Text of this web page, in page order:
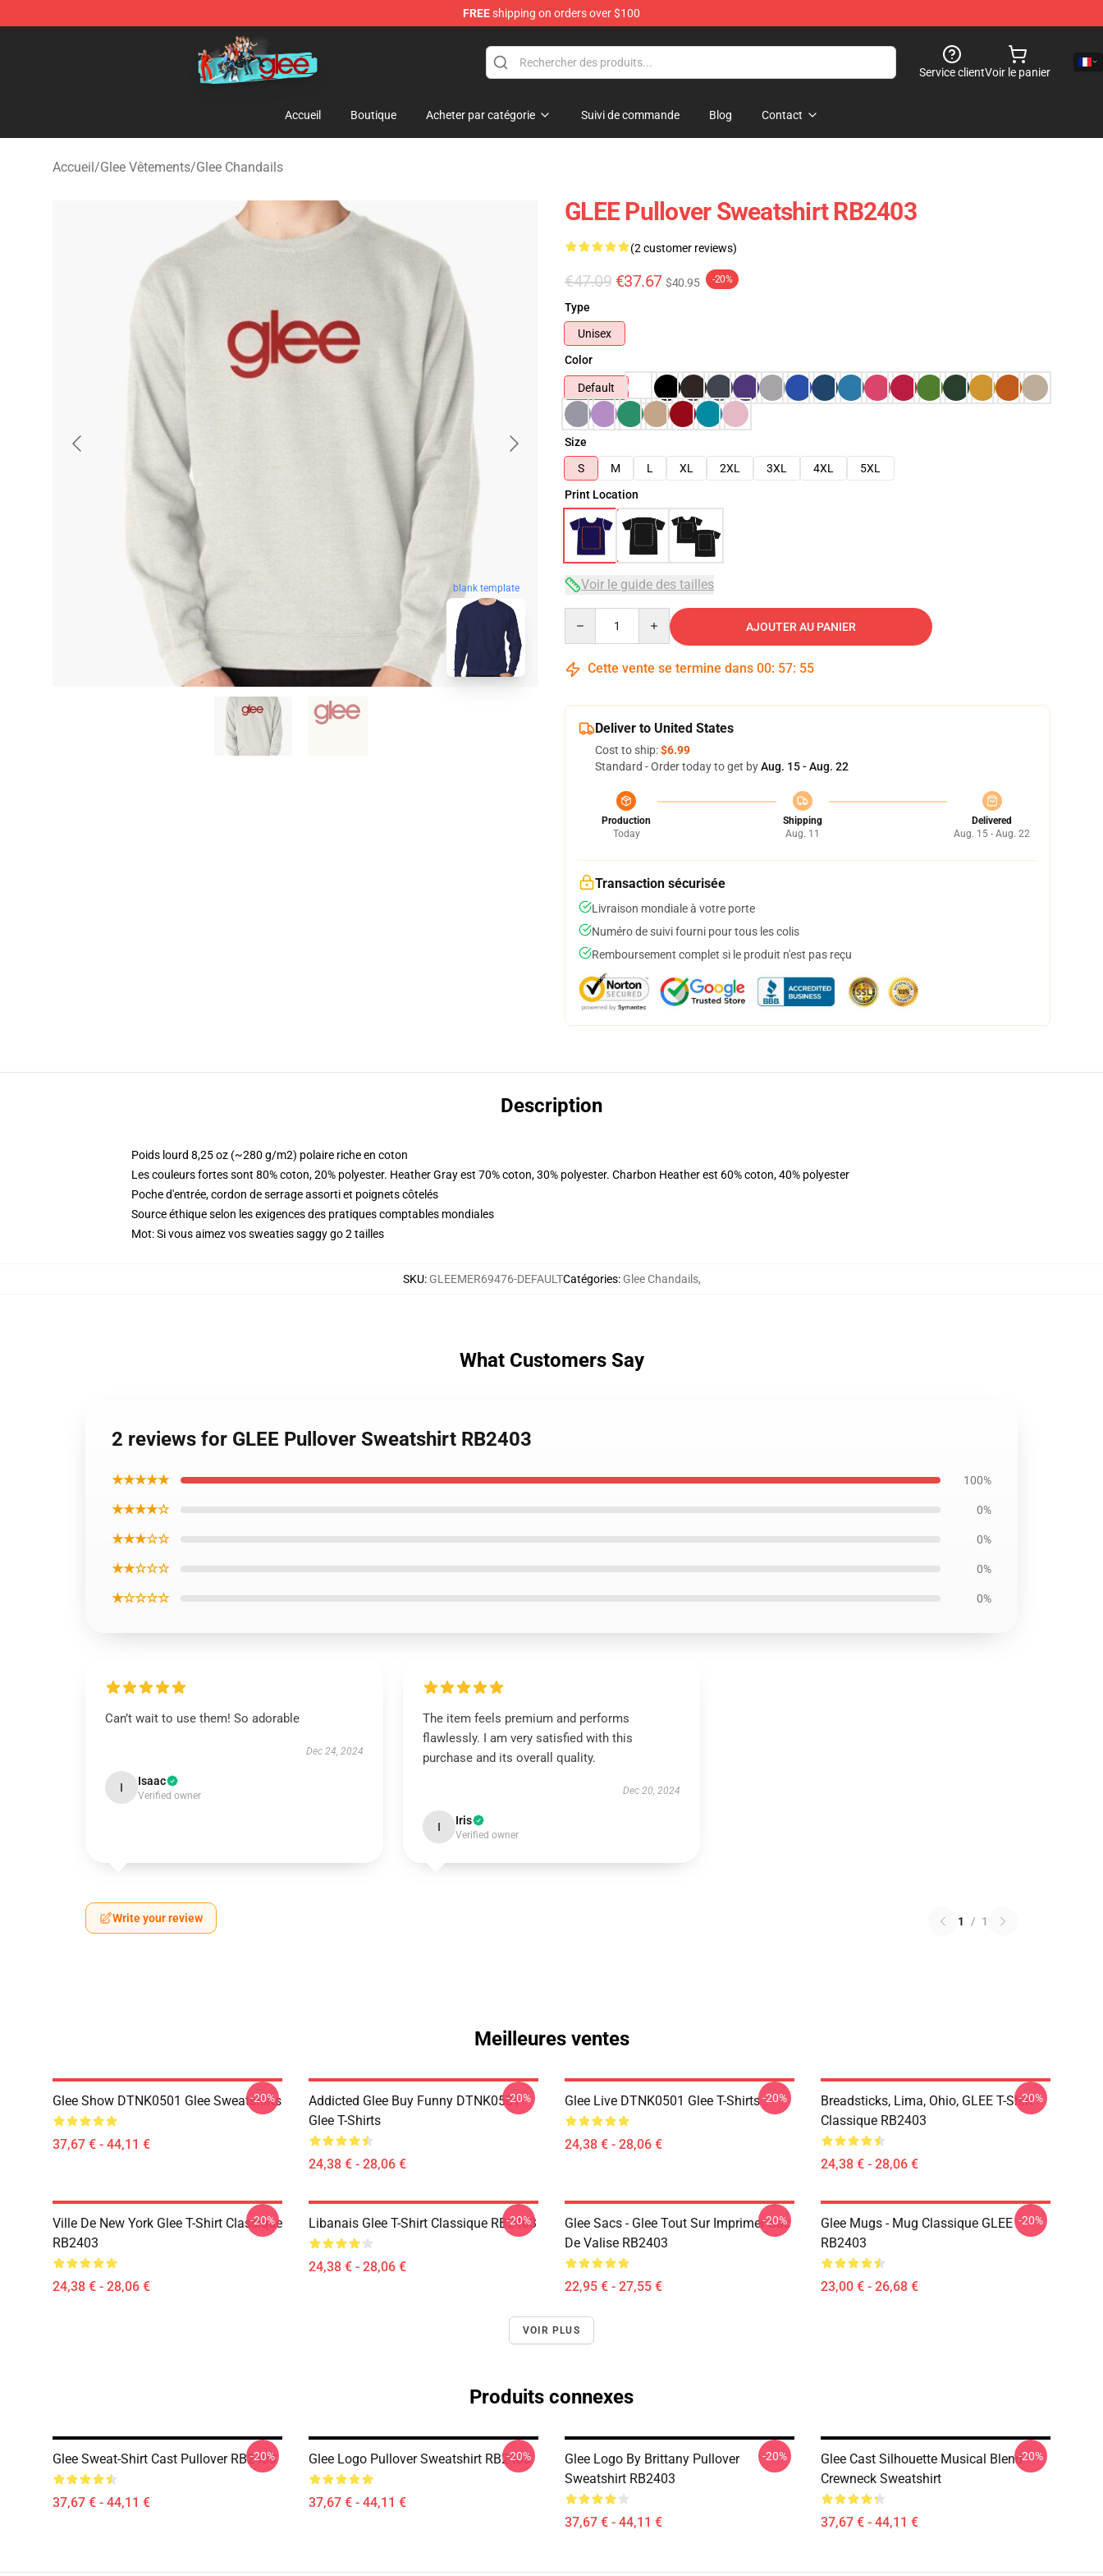
FREEshipping on orders over $100
Glee Store - Official Glee Merchandise Shop
Service clientVoir le panier
Accueil Boutique Acheter par catégorie Suivi de commande Blog Contact
Accueil/Glee Vêtements/Glee Chandails
blank template
GLEE Pullover Sweatshirt RB2403
(2 customer reviews)
€47.09 €37.67 $40.95 -20%
Type
Unisex
Color
Default
Size
S
M L XL 2XL 3XL 4XL
5XL
Print Location
Voir le guide des tailles
AJOUTER AU PANIER
Cette vente se termine dans 00: 57: 54
Deliver to United States
Cost to ship:$6.99
Standard - Order today to get byAug. 15 - Aug. 22
Production
Today
Shipping
Aug. 11
Delivered
Aug. 15 - Aug. 22
Transaction sécurisée
Livraison mondiale à votre porte
Numéro de suivi fourni pour tous les colis
Remboursement complet si le produit n'est pas reçu
Description
Poids lourd 8,25 oz (~280 g/m2) polaire riche en coton
Les couleurs fortes sont 80% coton, 20% polyester. Heather Gray est 70% coton, 30% polyester. Charbon Heather est 60% coton, 40% polyester
Poche d'entrée, cordon de serrage assorti et poignets côtelés
Source éthique selon les exigences des pratiques comptables mondiales
Mot: Si vous aimez vos sweaties saggy go 2 tailles
SKU: GLEEMER69476-DEFAULTCatégories: Glee Chandails,
What Customers Say
2 reviews for GLEE Pullover Sweatshirt RB2403
★★★★★ 100%
★★★★☆ 0%
★★★☆☆ 0%
★★☆☆☆ 0%
★☆☆☆☆ 0%
Can’t wait to use them! So adorable
Dec 24, 2024
I Isaac
Verified owner
The item feels premium and performs
flawlessly. I am very satisfied with this
purchase and its overall quality.
Dec 20, 2024
I Iris
Verified owner
Write your review 1 / 1
Meilleures ventes
Glee Show DTNK0501 Glee Sweatshirts
37,67 € - 44,11 €
-20%
Addicted Glee Buy Funny DTNK0501
Glee T-Shirts
24,38 € - 28,06 €
-20% Glee Live DTNK0501 Glee T-Shirts
24,38 € - 28,06 €
-20%
Breadsticks, Lima, Ohio, GLEE T-Shirt
Classique RB2403
24,38 € - 28,06 €
-20%
Ville De New York Glee T-Shirt Classique
RB2403
24,38 € - 28,06 €
-20% Libanais Glee T-Shirt Classique RB2403
24,38 € - 28,06 €
-20%
Glee Sacs - Glee Tout Sur Imprimer Sac
De Valise RB2403
22,95 € - 27,55 €
-20%
Glee Mugs - Mug Classique GLEE
RB2403
23,00 € - 26,68 €
-20%
VOIR PLUS
Produits connexes
Glee Sweat-Shirt Cast Pullover RB2403
37,67 € - 44,11 €
-20% Glee Logo Pullover Sweatshirt RB2403
37,67 € - 44,11 €
-20%
Glee Logo By Brittany Pullover
Sweatshirt RB2403
37,67 € - 44,11 €
-20%
Glee Cast Silhouette Musical Blend
Crewneck Sweatshirt
37,67 € - 44,11 €
-20%